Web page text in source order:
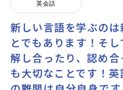
スタッフ紹介
アクセス
よくあるご質問
英会話
新しい言語を学ぶの
とでもあります！そ
解し合ったり、認め
も大切なことです！